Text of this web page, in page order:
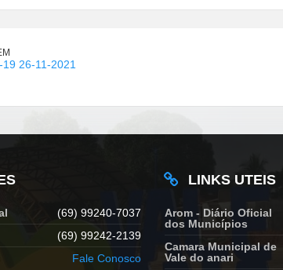
26-11-2021
(69) 99240-7037
(69) 99242-2139
Fale Conosco
LINKS UTEIS
Arom - Diário Oficial
dos Municípios
Camara Municipal de
Vale do anari